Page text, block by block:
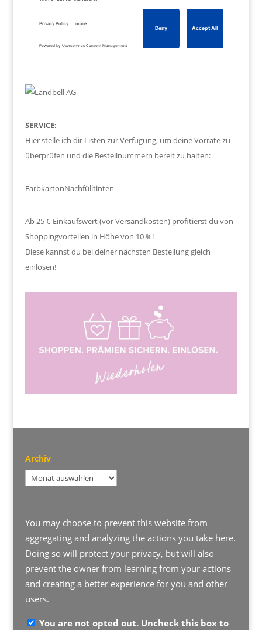
SERVICE:
Hier stelle ich dir Listen zur Verfügung, um deine Vorräte zu
überprüfen und die Bestellnummern bereit zu halten:
FarbkartonNachfülltinten
Ab 25 € Einkaufswert (vor Versandkosten) profitierst du von
Shoppingvorteilen in Höhe von 10 %!
Diese kannst du bei deiner nächsten Bestellung gleich
einlösen!
Archiv
Archiv
You may choose to prevent this website from
aggregating and analyzing the actions you take here.
Doing so will protect your privacy, but will also
prevent the owner from learning from your actions
and creating a better experience for you and other
users.
You are not opted out. Uncheck this box to